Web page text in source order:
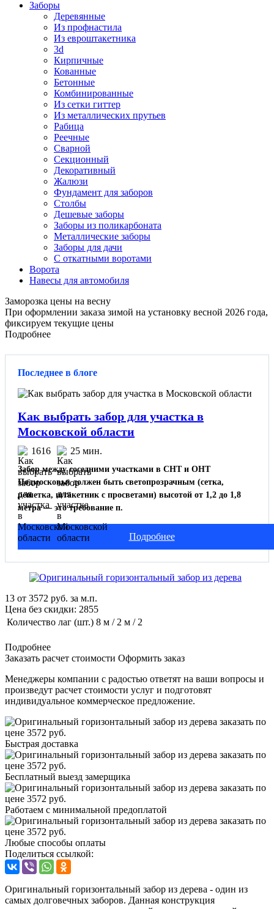
Заборы
Деревянные
Из профнастила
Из евроштакетника
3d
Кирпичные
Кованные
Бетонные
Комбинированные
Из сетки гиттер
Из металлических прутьев
Рабица
Реечные
Сварной
Секционный
Декоративный
Жалюзи
Фундамент для заборов
Столбы
Дешевые заборы
Заборы из поликарбоната
Металлические заборы
Заборы для дачи
С откатными воротами
Ворота
Навесы для автомобиля
Заморозка цены на весну
При оформлении заказа зимой на установку весной 2026 года,
фиксируем текущие цены
Подробнее
Последнее в блоге
Как выбрать забор для участка в
Московской области
1616 25 мин.
Забор между соседними участками в СНТ и ОНТ
Подмосковья должен быть светопрозрачным (сетка,
решетка, штакетник с просветами) высотой от 1,2 до 1,8
метра — это требование п.
Подробнее
13 от 3572 руб. за м.п.
Цена без скидки: 2855
Количество лаг (шт.) 8 м / 2 м / 2
Подробнее
Заказать расчет стоимости Оформить заказ
Менеджеры компании с радостью ответят на ваши вопросы и
произведут расчет стоимости услуг и подготовят
индивидуальное коммерческое предложение.
Быстрая доставка
Бесплатный выезд замерщика
Работаем с минимальной предоплатой
Любые способы оплаты
Поделиться ссылкой:
Оригинальный горизонтальный забор из дерева - один из
самых долговечных заборов. Данная конструкция